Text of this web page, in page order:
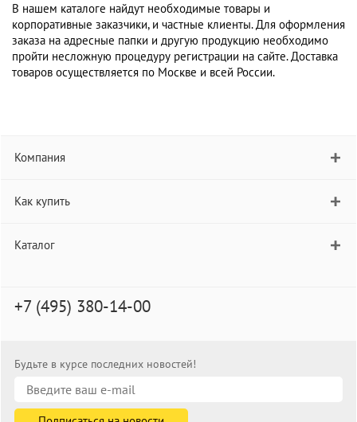
В нашем каталоге найдут необходимые товары и
корпоративные заказчики, и частные клиенты. Для оформления
заказа на адресные папки и другую продукцию необходимо
пройти несложную процедуру регистрации на сайте. Доставка
товаров осуществляется по Москве и всей России.
Компания
Как купить
Каталог
+7 (495) 380-14-00
Будьте в курсе последних новостей!